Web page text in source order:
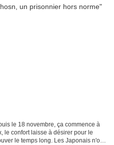
le 18 novembre, ça commence à
le confort laisse à désirer pour le
le temps long. Les Japonais n'ont